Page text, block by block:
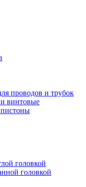
проводов и трубок
винтовые
головкой
головкой